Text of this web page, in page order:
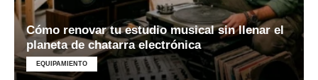
Cómo renovar tu estudio musical sin llenar el
planeta de chatarra electrónica
EQUIPAMIENTO